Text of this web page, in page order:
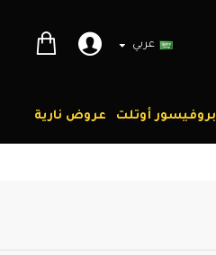
عربي
بروفيسور أوتلت عروض نارية